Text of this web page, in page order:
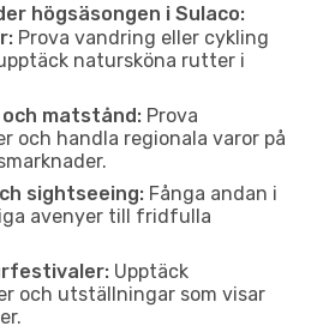
högsäsongen i Sulaco:
Prova vandring eller cykling
natursköna rutter i
matstånd: Prova
och handla regionala varor på
sightseeing: Fånga andan i
avenyer till fridfulla
Upptäck
och utställningar som visar